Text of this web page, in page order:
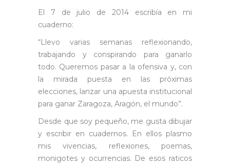
El 7 de julio de 2014 escribía en mi
cuaderno:
“Llevo varias semanas reflexionando,
trabajando y conspirando para ganarlo
todo. Queremos pasar a la ofensiva y, con
la mirada puesta en las próximas
elecciones, lanzar una apuesta institucional
para ganar Zaragoza, Aragón, el mundo”.
Desde que soy pequeño, me gusta dibujar
y escribir en cuadernos. En ellos plasmo
mis vivencias, reflexiones, poemas,
monigotes y ocurrencias. De esos raticos